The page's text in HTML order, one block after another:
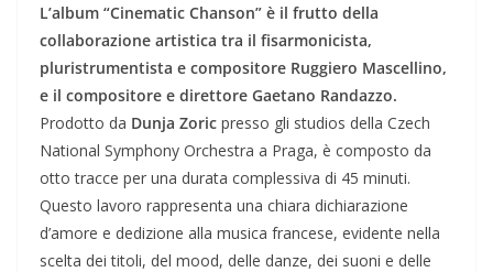
L’album “Cinematic Chanson” è il frutto della
collaborazione artistica tra il fisarmonicista,
pluristrumentista e compositore Ruggiero Mascellino,
e il compositore e direttore Gaetano Randazzo.
Prodotto da Dunja Zoric presso gli studios della Czech
National Symphony Orchestra a Praga, è composto da
otto tracce per una durata complessiva di 45 minuti.
Questo lavoro rappresenta una chiara dichiarazione
d’amore e dedizione alla musica francese, evidente nella
scelta dei titoli, del mood, delle danze, dei suoni e delle